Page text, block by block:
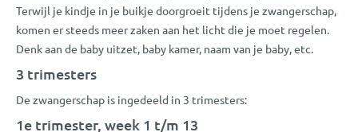
Terwijl je kindje in je buikje doorgroeit tijdens je zwangerschap,
komen er steeds meer zaken aan het licht die je moet regelen.
Denk aan de baby uitzet, baby kamer, naam van je baby, etc.
3 trimesters
De zwangerschap is ingedeeld in 3 trimesters:
1e trimester, week 1 t/m 13